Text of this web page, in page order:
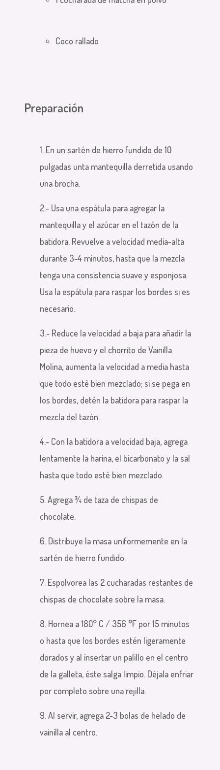
Coco rallado
Preparación
1. En un sartén de hierro fundido de 10
pulgadas unta mantequilla derretida usando
una brocha.
2.- Usa una espátula para agregar la
mantequilla y el azúcar en el tazón de la
batidora. Revuelve a velocidad media-alta
durante 3-4 minutos, hasta que la mezcla
tenga una consistencia suave y esponjosa.
Usa la espátula para raspar los bordes si es
necesario.
3.- Reduce la velocidad a baja para añadir la
pieza de huevo y el chorrito de Vainilla
Molina, aumenta la velocidad a media hasta
que todo esté bien mezclado; si se pega en
los bordes, detén la batidora para raspar la
mezcla del tazón.
4.- Con la batidora a velocidad baja, agrega
lentamente la harina, el bicarbonato y la sal
hasta que todo esté bien mezclado.
5. Agrega ¾ de taza de chispas de
chocolate.
6. Distribuye la masa uniformemente en la
sartén de hierro fundido.
7. Espolvorea las 2 cucharadas restantes de
chispas de chocolate sobre la masa.
8. Hornea a180° C / 356 °F por 15 minutos
o hasta que los bordes estén ligeramente
dorados y al insertar un palillo en el centro
de la galleta, éste salga limpio. Déjala enfriar
por completo sobre una rejilla.
9. Al servir, agrega 2-3 bolas de helado de
vainilla al centro.